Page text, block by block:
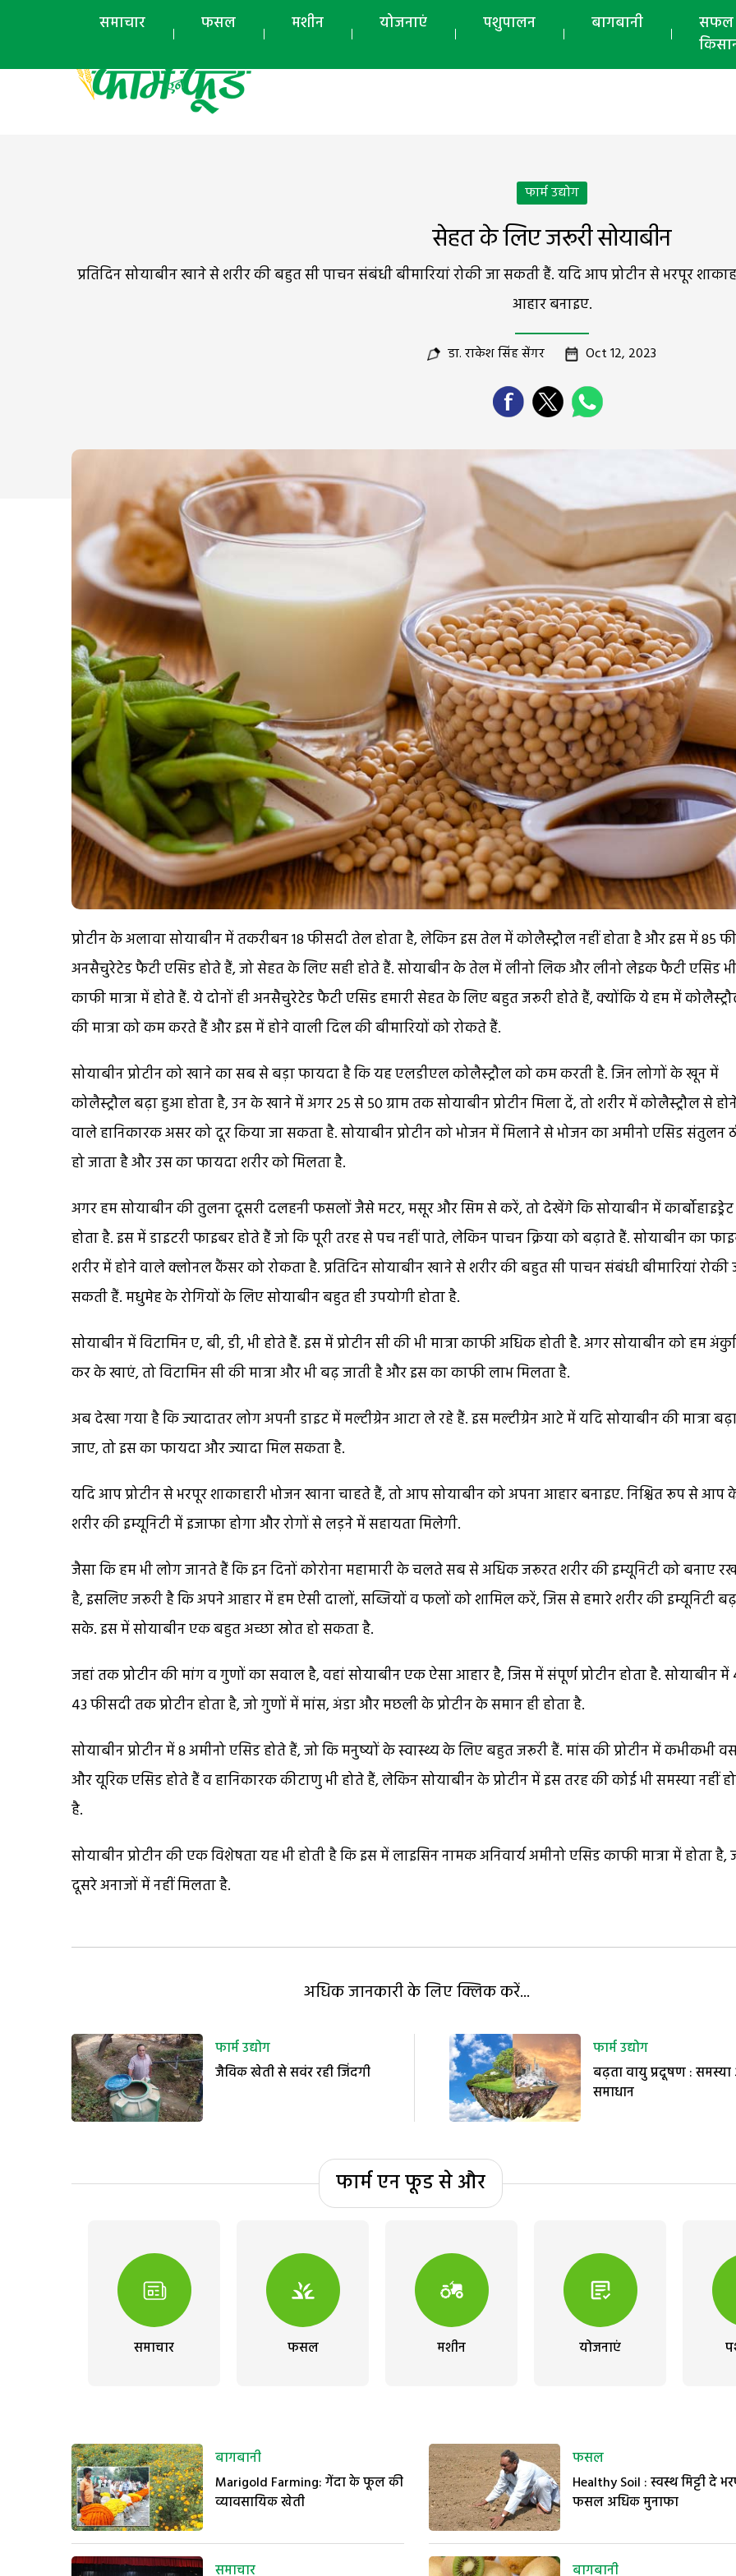
समाचार फसल मशीन योजनाएं पशुपालन बागबानी
सफल
फार्म उद्योग
सेहत के लिए जरूरी सोयाबीन
प्रतिदिन सोयाबीन खाने से शरीर की बहुत सी पाचन संबंधी बीमारियां रोकी जा सकती हैं. यदि आप प्रोटीन से भरपूर
आहार बनाइए.
डा. राकेश सिंह सेंगर Oct 12, 2023
प्रोटीन के अलावा सोयाबीन में तकरीबन 18 फीसदी तेल होता है, लेकिन इस तेल में कोलैस्ट्रौल नहीं होता है और इस में 85
अनसैचुरेटेड फैटी एसिड होते हैं, जो सेहत के लिए सही होते हैं. सोयाबीन के तेल में लीनो लिक और लीनो लेइक फैटी एसिड भी
काफी मात्रा में होते हैं. ये दोनों ही अनसैचुरेटेड फैटी एसिड हमारी सेहत के लिए बहुत जरूरी होते हैं, क्योंकि ये हम में
की मात्रा को कम करते हैं और इस में होने वाली दिल की बीमारियों को रोकते हैं.
सोयाबीन प्रोटीन को खाने का सब से बड़ा फायदा है कि यह एलडीएल कोलैस्ट्रौल को कम करती है. जिन लोगों के खून में
कोलैस्ट्रौल बढ़ा हुआ होता है, उन के खाने में अगर 25 से 50 ग्राम तक सोयाबीन प्रोटीन मिला दें, तो शरीर में कोलैस्ट्रौल से
वाले हानिकारक असर को दूर किया जा सकता है. सोयाबीन प्रोटीन को भोजन में मिलाने से भोजन का अमीनो एसिड संतुलन
हो जाता है और उस का फायदा शरीर को मिलता है.
अगर हम सोयाबीन की तुलना दूसरी दलहनी फसलों जैसे मटर, मसूर और सिम से करें, तो देखेंगे कि सोयाबीन में
होता है. इस में डाइटरी फाइबर होते हैं जो कि पूरी तरह से पच नहीं पाते, लेकिन पाचन क्रिया को बढ़ाते हैं. सोयाबीन का
शरीर में होने वाले क्लोनल कैंसर को रोकता है. प्रतिदिन सोयाबीन खाने से शरीर की बहुत सी पाचन संबंधी बीमारियां रोकी
सकती हैं. मधुमेह के रोगियों के लिए सोयाबीन बहुत ही उपयोगी होता है.
सोयाबीन में विटामिन ए, बी, डी, भी होते हैं. इस में प्रोटीन सी की भी मात्रा काफी अधिक होती है. अगर सोयाबीन को हम
कर के खाएं, तो विटामिन सी की मात्रा और भी बढ़ जाती है और इस का काफी लाभ मिलता है.
अब देखा गया है कि ज्यादातर लोग अपनी डाइट में मल्टीग्रेन आटा ले रहे हैं. इस मल्टीग्रेन आटे में यदि सोयाबीन की मात्रा
जाए, तो इस का फायदा और ज्यादा मिल सकता है.
यदि आप प्रोटीन से भरपूर शाकाहारी भोजन खाना चाहते हैं, तो आप सोयाबीन को अपना आहार बनाइए. निश्चित रूप से आप
शरीर की इम्यूनिटी में इजाफा होगा और रोगों से लड़ने में सहायता मिलेगी.
जैसा कि हम भी लोग जानते हैं कि इन दिनों कोरोना महामारी के चलते सब से अधिक जरूरत शरीर की इम्यूनिटी को बनाए
है, इसलिए जरूरी है कि अपने आहार में हम ऐसी दालों, सब्जियों व फलों को शामिल करें, जिस से हमारे शरीर की इम्यूनिटी बढ़
सके. इस में सोयाबीन एक बहुत अच्छा स्रोत हो सकता है.
जहां तक प्रोटीन की मांग व गुणों का सवाल है, वहां सोयाबीन एक ऐसा आहार है, जिस में संपूर्ण प्रोटीन होता है. सोयाबीन में
43 फीसदी तक प्रोटीन होता है, जो गुणों में मांस, अंडा और मछली के प्रोटीन के समान ही होता है.
सोयाबीन प्रोटीन में 8 अमीनो एसिड होते हैं, जो कि मनुष्यों के स्वास्थ्य के लिए बहुत जरूरी हैं. मांस की प्रोटीन में कभीकभी
और यूरिक एसिड होते हैं व हानिकारक कीटाणु भी होते हैं, लेकिन सोयाबीन के प्रोटीन में इस तरह की कोई भी समस्या नहीं
है.
सोयाबीन प्रोटीन की एक विशेषता यह भी होती है कि इस में लाइसिन नामक अनिवार्य अमीनो एसिड काफी मात्रा में होता है,
दूसरे अनाजों में नहीं मिलता है.
अधिक जानकारी के लिए क्लिक करें...
फार्म उद्योग
जैविक खेती से सवंर रही जिंदगी
फार्म उद्योग
बढ़ता वायु प्रदूषण :
समाधान
फार्म एन फूड से और
समाचार फसल मशीन योजनाएं
बागबानी
Marigold Farming: गेंदा के फूल की
व्यावसायिक खेती
समाचार
फसल
Healthy Soil : स्वस्थ मिट्टी दे
फसल अधिक मुनाफा
बागबानी